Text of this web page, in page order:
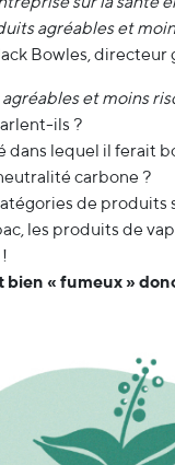
agréables et
Bowles, directeur
et moins
ils ?
dans lequel il ferait
carbone ?
de produits
les produits de
bien « fumeux »